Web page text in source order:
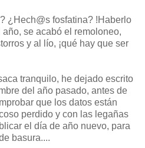
¿Hech@s fosfatina? !Haberlo
se acabó el remoloneo,
y al lío, ¡qué hay que ser
tranquilo, he dejado escrito
del año pasado, antes de
que los datos están
perdido y con las legañas
el día de año nuevo, para
basura....